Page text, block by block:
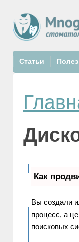
Статьи
Как
Вы создали
процесс, а
поисковых